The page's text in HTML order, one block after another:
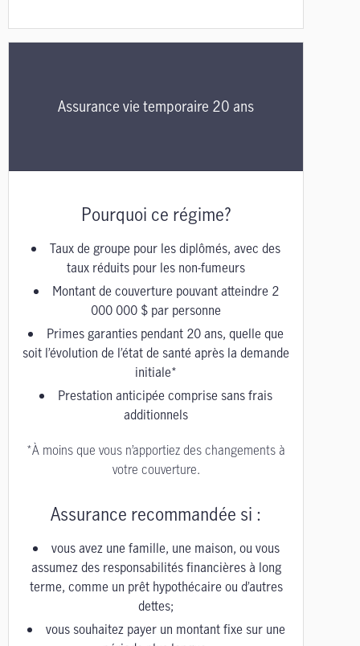
Assurance vie temporaire 20 ans
Pourquoi ce régime?
Taux de groupe pour les diplômés, avec des
taux réduits pour les non-fumeurs
Montant de couverture pouvant atteindre 2
000 000 $ par personne
Primes garanties pendant 20 ans, quelle que
soit l’évolution de l’état de santé après la demande
initiale*
Prestation anticipée comprise sans frais
additionnels
*À moins que vous n’apportiez des changements à
votre couverture.
Assurance recommandée si :
vous avez une famille, une maison, ou vous
assumez des responsabilités financières à long
terme, comme un prêt hypothécaire ou d’autres
dettes;
vous souhaitez payer un montant fixe sur une